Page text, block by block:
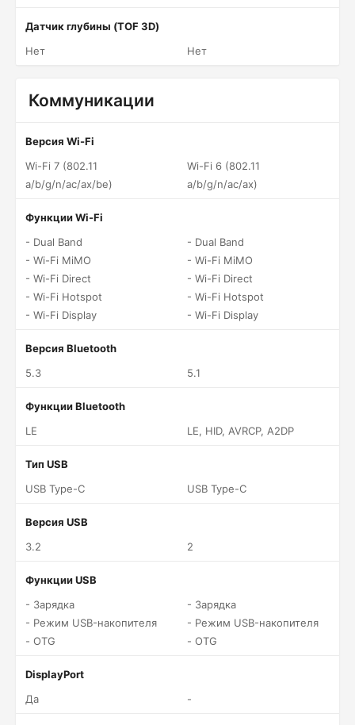
Датчик глубины (TOF 3D)
Нет
Нет
Коммуникации
Версия Wi-Fi
Wi-Fi 7 (802.11
a/b/g/n/ac/ax/be)
Wi-Fi 6 (802.11
a/b/g/n/ac/ax)
Функции Wi-Fi
- Dual Band
- Wi-Fi MiMO
- Wi-Fi Direct
- Wi-Fi Hotspot
- Wi-Fi Display
- Dual Band
- Wi-Fi MiMO
- Wi-Fi Direct
- Wi-Fi Hotspot
- Wi-Fi Display
Версия Bluetooth
5.3
5.1
Функции Bluetooth
LE
LE, HID, AVRCP, A2DP
Тип USB
USB Type-C
USB Type-C
Версия USB
3.2
2
Функции USB
- Зарядка
- Режим USB-накопителя
- OTG
- Зарядка
- Режим USB-накопителя
- OTG
DisplayPort
Да
-